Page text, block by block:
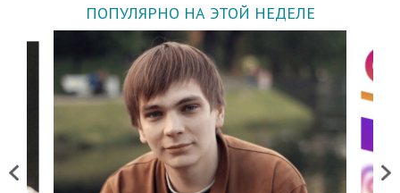
ПОПУЛЯРНО НА ЭТОЙ НЕДЕЛЕ
Previous Next